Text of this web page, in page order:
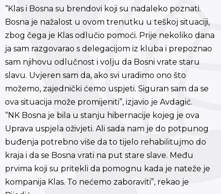
“Klas i Bosna su brendovi koji su nadaleko poznati.
Bosna je nažalost u ovom trenutku u teškoj situaciji,
zbog čega je Klas odlučio pomoći. Prije nekoliko dana
ja sam razgovarao s delegacijom iz kluba i prepoznao
sam njihovu odlučnost i volju da Bosni vrate staru
slavu. Uvjeren sam da, ako svi uradimo ono što
možemo, zajednički ćemo uspjeti. Siguran sam da se
ova situacija može promijeniti”, izjavio je Avdagić.
“NK Bosna je bila u stanju hibernacije kojeg je ova
Uprava uspjela oživjeti. Ali sada nam je do potpunog
buđenja potrebno više da to tijelo rehabilitujmo do
kraja i da se Bosna vrati na put stare slave. Među
prvima koji su pritekli da pomognu kada je nateže je
kompanija Klas. To nećemo zaboraviti”, rekao je